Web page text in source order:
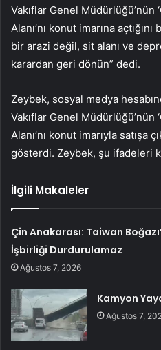
Vakıflar Genel Müdürlüğü’nün
Alanı’nı konut imarına
bir arazi değil, sit alanı ve
karardan geri dönün” dedi.
Zeybek, sosyal medya
Vakıflar Genel Müdürlüğü’nün
Alanı’nı konut imarıyla satışa
gösterdi. Zeybek, şu ifadeleri
İlgili Makaleler
Çin Anakarası: Taiwan
İşbirliği Durdurulamaz
Ağustos 7, 2026
Kamyon
Ağustos 7,